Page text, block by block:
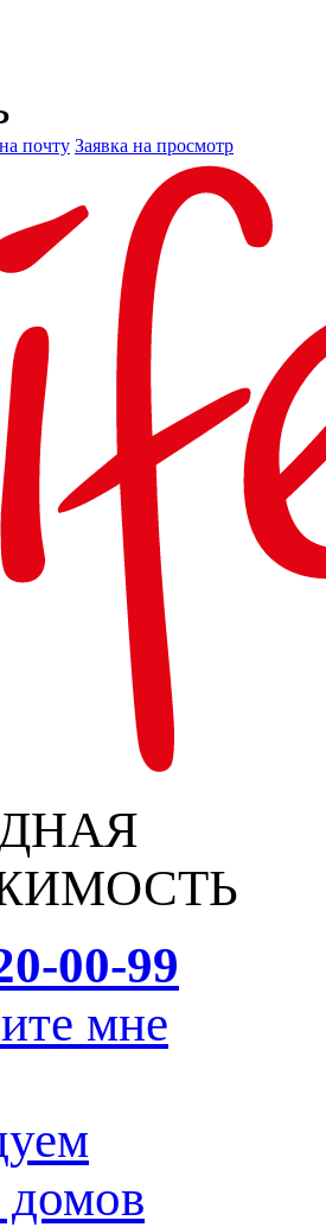
почту Заявка на просмотр
00-99
мне